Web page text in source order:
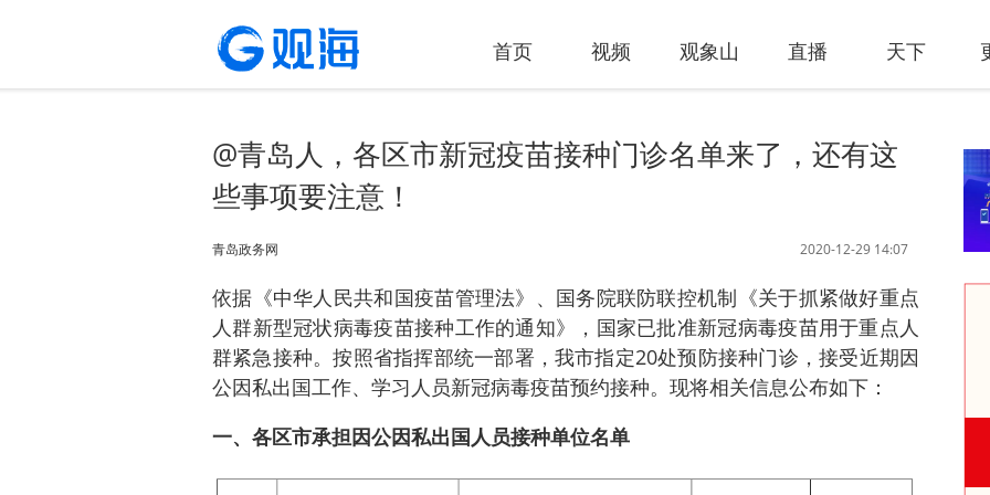
首页 视频 观象山 直播 天下
@青岛人，各区市新冠疫苗接种门诊名单来了，还有这
些事项要注意！
2020-12-29 14:07
青岛政务网
依据《中华人民共和国疫苗管理法》、国务院联防联控机制《关于抓紧做好重点
人群新型冠状病毒疫苗接种工作的通知》，国家已批准新冠病毒疫苗用于重点人
群紧急接种。按照省指挥部统一部署，我市指定20处预防接种门诊，接受近期因
公因私出国工作、学习人员新冠病毒疫苗预约接种。现将相关信息公布如下：
一、各区市承担因公因私出国人员接种单位名单